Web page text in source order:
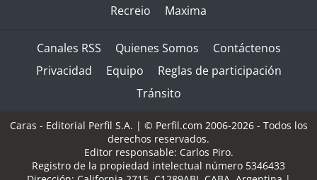
Recreio
Maxima
Canales RSS Quienes Somos
Contáctenos
Privacidad
Equipo
Reglas de participación
Tránsito
Caras - Editorial Perfil S.A. | © Perfil.com 2006-2026 - Todos los
derechos reservados.
Editor responsable: Carlos Piro.
Registro de la propiedad intelectual número 5346433